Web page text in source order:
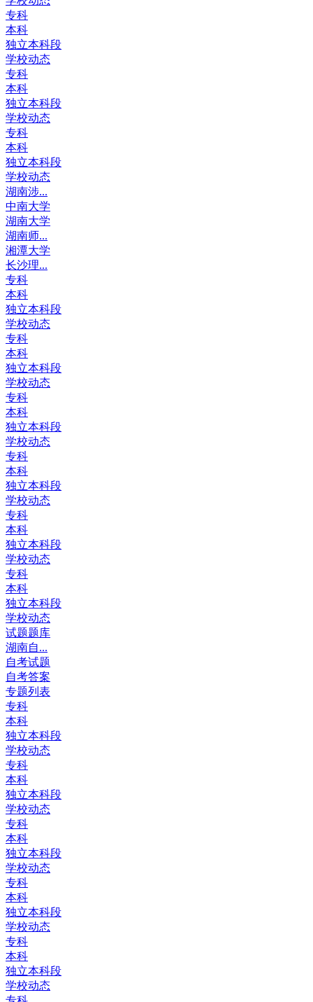
专科
本科
独立本科段
学校动态
专科
本科
独立本科段
学校动态
专科
本科
独立本科段
学校动态
湖南涉...
中南大学
湖南大学
湖南师...
湘潭大学
长沙理...
专科
本科
独立本科段
学校动态
专科
本科
独立本科段
学校动态
专科
本科
独立本科段
学校动态
专科
本科
独立本科段
学校动态
专科
本科
独立本科段
学校动态
专科
本科
独立本科段
学校动态
试题题库
湖南自...
自考试题
自考答案
专题列表
专科
本科
独立本科段
学校动态
专科
本科
独立本科段
学校动态
专科
本科
独立本科段
学校动态
专科
本科
独立本科段
学校动态
专科
本科
独立本科段
学校动态